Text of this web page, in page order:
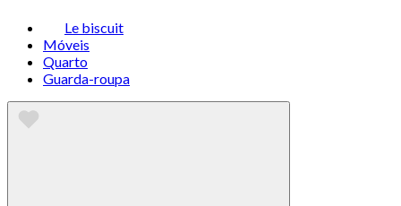
Le biscuit
Móveis
Quarto
Guarda-roupa